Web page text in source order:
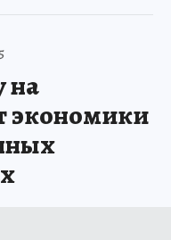
на
экономики